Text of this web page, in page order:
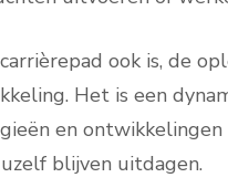
ook is, de
Het is een
en
blijven uitdagen.